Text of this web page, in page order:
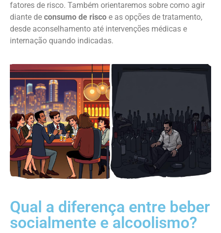
fatores de risco. Também orientaremos sobre como agir
diante de consumo de risco e as opções de tratamento,
desde aconselhamento até intervenções médicas e
internação quando indicadas.
Qual a diferença entre beber
socialmente e alcoolismo?